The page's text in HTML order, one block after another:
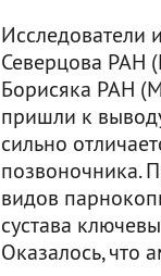
Исследователи
Северцова РАН
Борисяка РАН
пришли к
сильно
позвоночника.
видов
сустава
Оказалось, что